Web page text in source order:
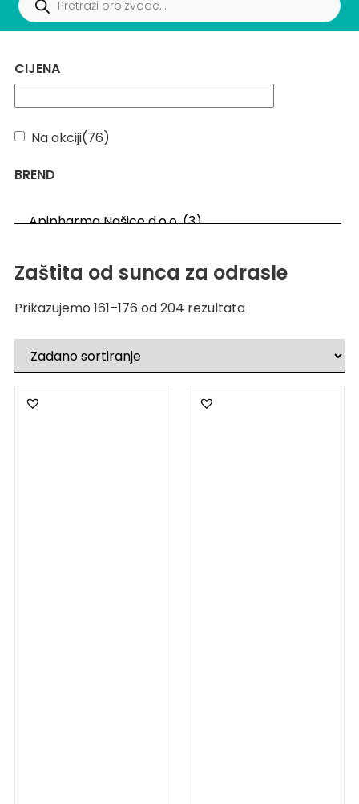
CIJENA
Na akciji(76)
BREND
Zaštita od sunca za odrasle
Prikazujemo 161–176 od 204 rezultata